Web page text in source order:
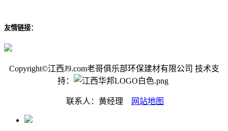
友情链接：
Copyright©江西J9.com老哥俱乐部环保建材有限公司 技术支
持：
联系人：黄经理 网站地图